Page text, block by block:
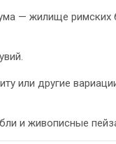
— жилище римских
или другие
и живописные